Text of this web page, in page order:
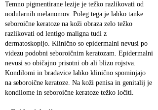
Temno pigmentirane lezije je težko razlikovati od
nodularnih melanomov. Poleg tega je lahko tanke
seboroične keratoze na koži obraza zelo težko
razlikovati od lentigo maligna tudi z
dermatoskopijo. Klinično so epidermalni nevusi po
videzu podobni seboroičnim keratozam. Epidermalni
nevusi so običajno prisotni ob ali blizu rojstva.
Kondilomi in bradavice lahko klinično spominjajo
na seboroične keratoze. Na koži penisa in genitalij je
kondilome in seboroične keratoze težko ločiti.